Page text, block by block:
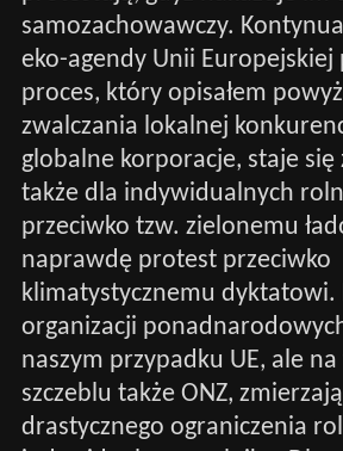
samozachowawczy.
eko-agendy Unii Europejskiej
proces, który opisałem
zwalczania lokalnej
globalne korporacje, staje się
także dla indywidualnych
przeciwko tzw. zielonemu
naprawdę protest przeciwko
klimatystycznemu dyktatowi.
organizacji
naszym przypadku UE, ale na
szczeblu także ONZ,
drastycznego ograniczenia